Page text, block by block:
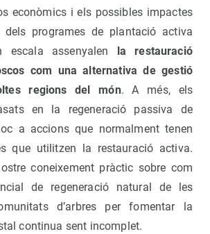
econòmics i els possibles impactes
dels programes de plantació activa
escala assenyalen
la restauració
com una alternativa de gestió
regions del món. A més, els
en la regeneració passiva de
a accions que normalment tenen
que utilitzen la restauració activa.
coneixement pràctic sobre com
de regeneració natural de les
d’arbres per fomentar la
continua sent incomplet.